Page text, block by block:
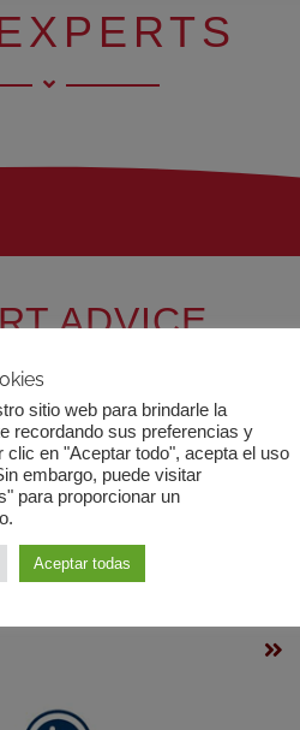
ADVICE
Blasco (Acciona)
La Cuesta (UNED)
sitio web para brindarle la
recordando sus preferencias y
clic en "Aceptar todo", acepta el uso
embargo, puede visitar
para proporcionar un
Aceptar todas